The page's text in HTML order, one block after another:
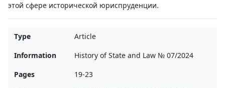
этой сфере исторической юриспруденции.
Type
Article
Information
History of State and Law № 07/2024
Pages
19-23